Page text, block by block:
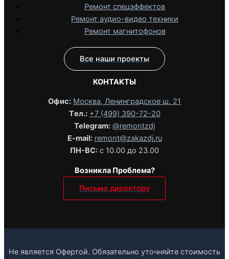
Ремонт спецэффектов
Ремонт аудио-видео техники
Ремонт магнитофонов
Все наши проекты
КОНТАКТЫ
Офис: Москва, Ленинградское ш. 21
Tел.: +7 (499) 390-72-20
Telegram: @remontzdj‬
E-mail: remont@zakazdj.ru
ПН-ВС: с 10.00 до 23.00
Возникла Проблема?
Письмо директору
Не является Офертой. Обязательно уточняйте стоимость